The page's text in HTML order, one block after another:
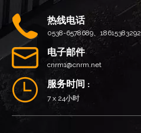
热线电话
0538-6578689、18615383292
电子邮件
cnrm1@cnrm.net
服务时间 ：
7 x 24小时